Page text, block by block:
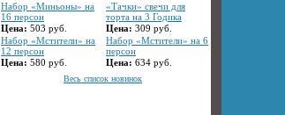
Набор «Миньоны» на
16 персон
Цена: 503 руб.
«Тачки» свечи для
торта на 3 Годика
Цена: 309 руб.
Набор «Мстители» на
12 персон
Цена: 580 руб.
Набор «Мстители» на 6
персон
Цена: 634 руб.
Весь список новинок